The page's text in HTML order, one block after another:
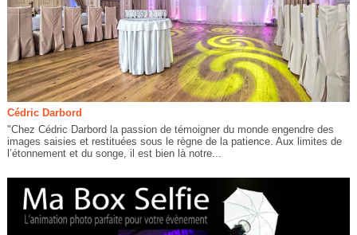
Cédric Darbord
"Chez Cédric Darbord la passion de témoigner du monde engendre des
images saisies et restituées sous le règne de la patience. Aux limites de
l’étonnement et du songe, il est bien là notre...